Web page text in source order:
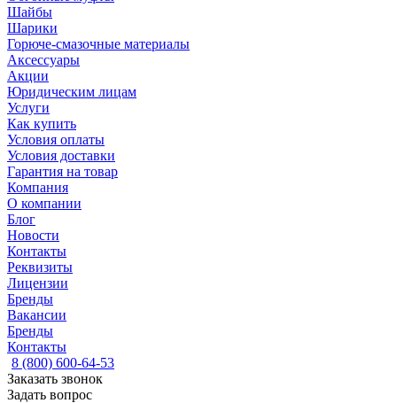
Шайбы
Шарики
Горюче-смазочные материалы
Аксессуары
Акции
Юридическим лицам
Услуги
Как купить
Условия оплаты
Условия доставки
Гарантия на товар
Компания
О компании
Блог
Новости
Контакты
Реквизиты
Лицензии
Бренды
Вакансии
Бренды
Контакты
8 (800) 600-64-53
Заказать звонок
Задать вопрос